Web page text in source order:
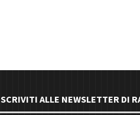
ALLE NEWSLETTER DI